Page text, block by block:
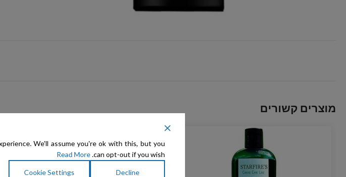
מוצרים קשורים
אזל המלאי
We'll assume you're ok with this, but you
can opt-out if you wish.
Read More
Decline
Cookie Settings